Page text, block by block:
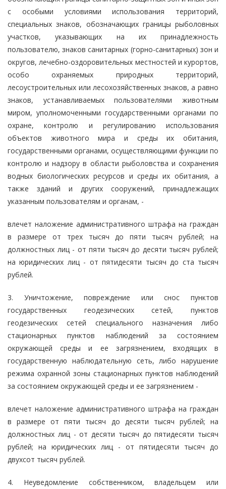
с особыми условиями использования территорий,
специальных знаков, обозначающих границы рыболовных
участков, указывающих на их принадлежность
пользователю, знаков санитарных (горно-санитарных) зон и
округов, лечебно-оздоровительных местностей и курортов,
особо охраняемых природных территорий,
лесоустроительных или лесохозяйственных знаков, а равно
знаков, устанавливаемых пользователями животным
миром, уполномоченными государственными органами по
охране, контролю и регулированию использования
объектов животного мира и среды их обитания,
государственными органами, осуществляющими функции по
контролю и надзору в области рыболовства и сохранения
водных биологических ресурсов и среды их обитания, а
также зданий и других сооружений, принадлежащих
указанным пользователям и органам, -
влечет наложение административного штрафа на граждан
в размере от трех тысяч до пяти тысяч рублей; на
должностных лиц - от пяти тысяч до десяти тысяч рублей;
на юридических лиц - от пятидесяти тысяч до ста тысяч
рублей.
3. Уничтожение, повреждение или снос пунктов
государственных геодезических сетей, пунктов
геодезических сетей специального назначения либо
стационарных пунктов наблюдений за состоянием
окружающей среды и ее загрязнением, входящих в
государственную наблюдательную сеть, либо нарушение
режима охранной зоны стационарных пунктов наблюдений
за состоянием окружающей среды и ее загрязнением -
влечет наложение административного штрафа на граждан
в размере от пяти тысяч до десяти тысяч рублей; на
должностных лиц - от десяти тысяч до пятидесяти тысяч
рублей; на юридических лиц - от пятидесяти тысяч до
двухсот тысяч рублей.
4. Неуведомление собственником, владельцем или